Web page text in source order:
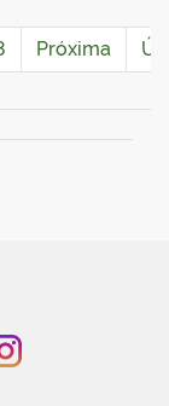
Próxima